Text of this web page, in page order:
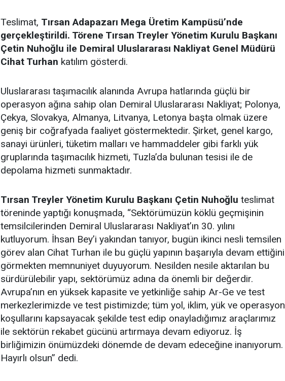
Teslimat, Tırsan Adapazarı Mega Üretim Kampüsü’nde
gerçekleştirildi. Törene Tırsan Treyler Yönetim Kurulu Başkanı
Çetin Nuhoğlu ile Demiral Uluslararası Nakliyat Genel Müdürü
Cihat Turhan katılım gösterdi.
Uluslararası taşımacılık alanında Avrupa hatlarında güçlü bir
operasyon ağına sahip olan Demiral Uluslararası Nakliyat; Polonya,
Çekya, Slovakya, Almanya, Litvanya, Letonya başta olmak üzere
geniş bir coğrafyada faaliyet göstermektedir. Şirket, genel kargo,
sanayi ürünleri, tüketim malları ve hammaddeler gibi farklı yük
gruplarında taşımacılık hizmeti, Tuzla’da bulunan tesisi ile de
depolama hizmeti sunmaktadır.
Tırsan Treyler Yönetim Kurulu Başkanı Çetin Nuhoğlu teslimat
töreninde yaptığı konuşmada, “Sektörümüzün köklü geçmişinin
temsilcilerinden Demiral Uluslararası Nakliyat’ın 30. yılını
kutluyorum. İhsan Bey’i yakından tanıyor, bugün ikinci nesli temsilen
görev alan Cihat Turhan ile bu güçlü yapının başarıyla devam ettiğini
görmekten memnuniyet duyuyorum. Nesilden nesile aktarılan bu
sürdürülebilir yapı, sektörümüz adına da önemli bir değerdir.
Avrupa’nın en yüksek kapasite ve yetkinliğe sahip Ar-Ge ve test
merkezlerimizde ve test pistimizde; tüm yol, iklim, yük ve operasyon
koşullarını kapsayacak şekilde test edip onayladığımız araçlarımız
ile sektörün rekabet gücünü artırmaya devam ediyoruz. İş
birliğimizin önümüzdeki dönemde de devam edeceğine inanıyorum.
Hayırlı olsun” dedi.